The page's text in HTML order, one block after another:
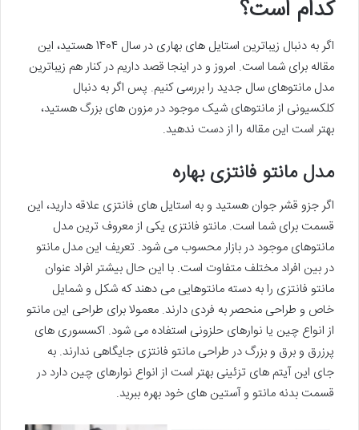
کدام است؟
اگر به دنبال زیباترین استایل های بهاری در سال 1404 هستید، این
مقاله برای شما است. امروز و در اینجا قصد داریم در کنار هم زیباترین
مدل مانتوهای سال جدید را بررسی کنیم. پس اگر به دنبال
کلکسیونی از مانتوهای شیک موجود در مزون های بزرگ هستید،
بهتر است این مقاله را از دست ندهید.
مدل مانتو فانتزی بهاره
اگر جزو قشر جوان هستید و به استایل های فانتزی علاقه دارید، این
قسمت برای شما است. مانتو فانتزی یکی از معروف ترین مدل
مانتوهای موجود در بازار محسوب می شود. تعریف این مدل مانتو
در بین افراد مختلف متفاوت است. با این حال بیشتر افراد عنوان
مانتو فانتزی را به دسته مانتوهایی می دهند که شکل و شمایل
خاص و طراحی منحصر به فردی دارند. معمولا برای طراحی این مانتو
از انواع چین یا نوارهای حلزونی استفاده می شود. اکسسوری های
پرزرق و برق و بزرگ در طراحی مانتو فانتزی جایگاهی ندارند. به
جای این آیتم های تزئینی بهتر است از انواع نوارهای چین دارد در
قسمت بدنه مانتو و آستین های خود بهره ببرید.